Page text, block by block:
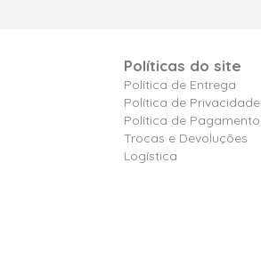
Políticas do site
Política de Entrega
Política de Privacidade
Política de Pagamento
Trocas e Devoluções
Logística